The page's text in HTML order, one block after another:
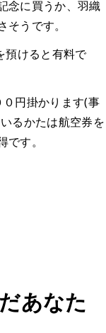
念に買うか、羽織
うです。
預けると有料で
円掛かります(事
るかたは航空券を
す。
あなた